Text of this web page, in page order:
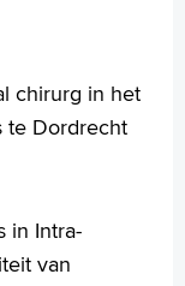
chirurg in het
te Dordrecht
in Intra-
van